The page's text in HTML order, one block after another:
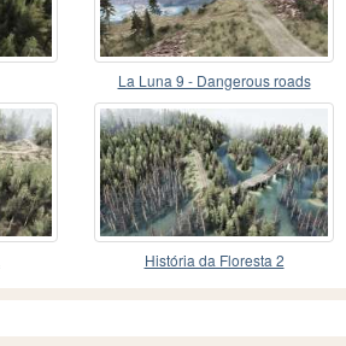
La Luna 9 - Dangerous roads
História da Floresta 2